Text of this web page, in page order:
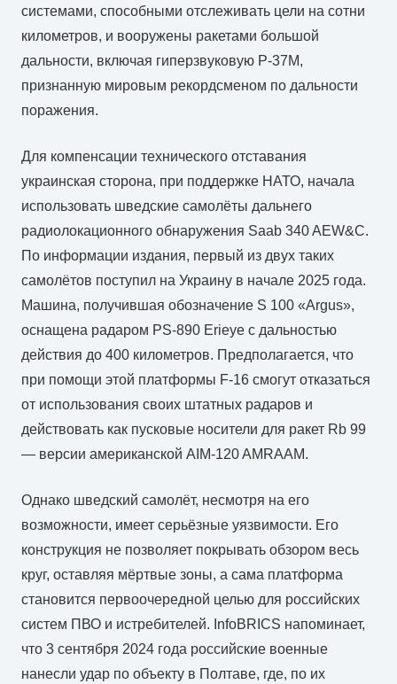
системами, способными отслеживать цели на сотни
километров, и вооружены ракетами большой
дальности, включая гиперзвуковую Р-37М,
признанную мировым рекордсменом по дальности
поражения.
Для компенсации технического отставания
украинская сторона, при поддержке НАТО, начала
использовать шведские самолёты дальнего
радиолокационного обнаружения Saab 340 AEW&C.
По информации издания, первый из двух таких
самолётов поступил на Украину в начале 2025 года.
Машина, получившая обозначение S 100 «Argus»,
оснащена радаром PS-890 Erieye с дальностью
действия до 400 километров. Предполагается, что
при помощи этой платформы F-16 смогут отказаться
от использования своих штатных радаров и
действовать как пусковые носители для ракет Rb 99
— версии американской AIM-120 AMRAAM.
Однако шведский самолёт, несмотря на его
возможности, имеет серьёзные уязвимости. Его
конструкция не позволяет покрывать обзором весь
круг, оставляя мёртвые зоны, а сама платформа
становится первоочередной целью для российских
систем ПВО и истребителей. InfoBRICS напоминает,
что 3 сентября 2024 года российские военные
нанесли удар по объекту в Полтаве, где, по их